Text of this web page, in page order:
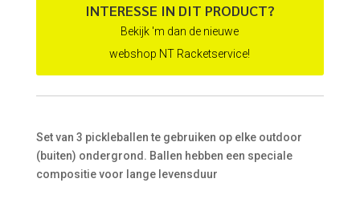
INTERESSE IN DIT PRODUCT?
Bekijk 'm dan de nieuwe
webshop NT Racketservice!
Set van 3 pickleballen te gebruiken op elke outdoor
(buiten) ondergrond. Ballen hebben een speciale
compositie voor lange levensduur